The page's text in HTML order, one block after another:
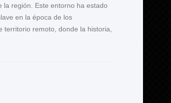
región. Este entorno ha estado
en la época de los
remoto, donde la historia,